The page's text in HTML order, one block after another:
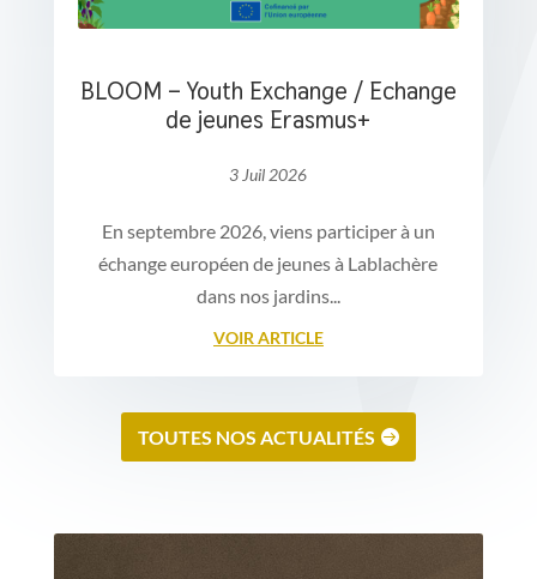
BLOOM – Youth Exchange / Echange
de jeunes Erasmus+
3 Juil 2026
En septembre 2026, viens participer à un
échange européen de jeunes à Lablachère
dans nos jardins...
VOIR ARTICLE
TOUTES NOS ACTUALITÉS